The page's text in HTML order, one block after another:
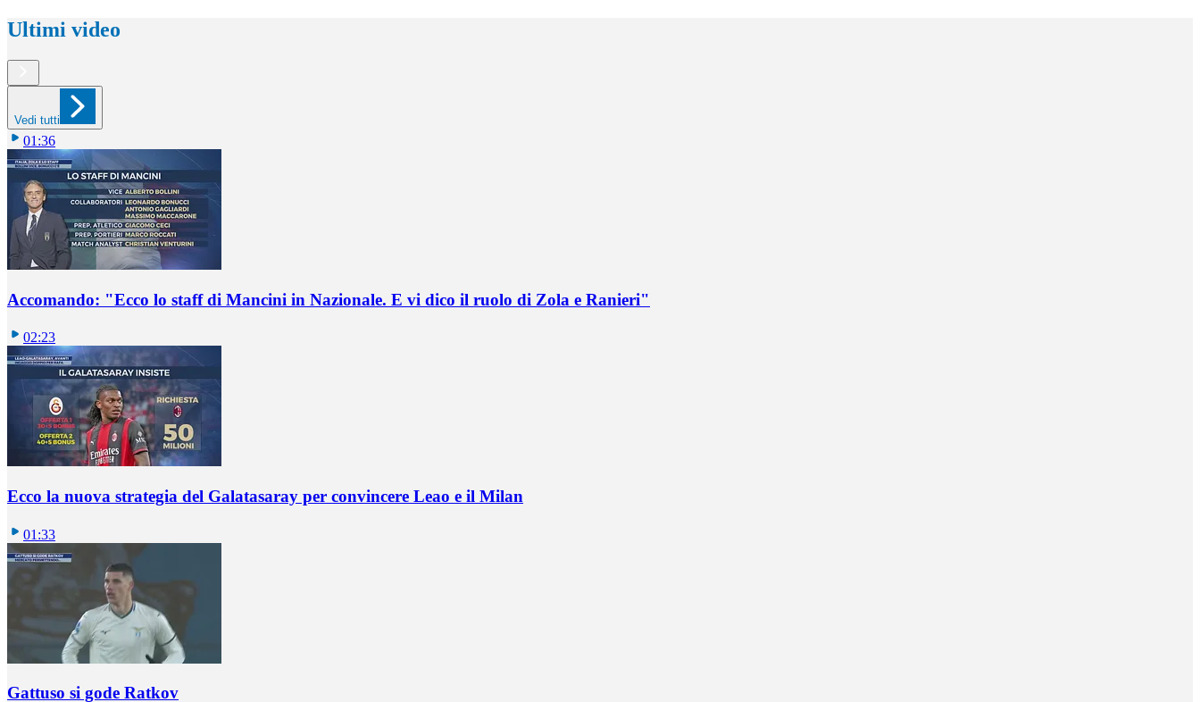
Ultimi video
Vedi tutti
01:36
Accomando: "Ecco lo staff di Mancini in Nazionale. E vi dico il ruolo di Zola e Ranieri"
02:23
Ecco la nuova strategia del Galatasaray per convincere Leao e il Milan
01:33
Gattuso si gode Ratkov